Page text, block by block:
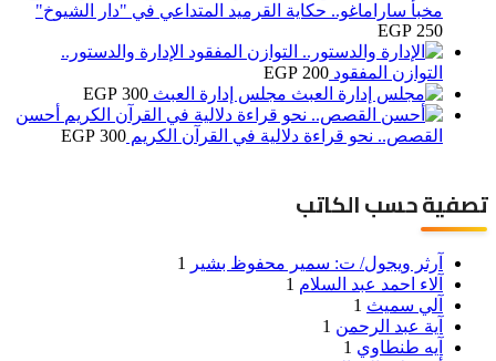
مخبأ ساراماغو.. حكاية القرميد المتداعي في "دار الشيوخ"
EGP 250
الإدارة والدستور..
التوازن المفقود
EGP 200
مجلس إدارة العبث
EGP 300
أحسن
القصص.. نحو قراءة دلالية في القرآن الكريم
EGP 300
تصفية حسب الكاتب
آرثر ويجول/ ت: سمير محفوظ بشير
1
آلاء احمد عبد السلام 1
آلي سميث 1
آية عبد الرحمن 1
آيه طنطاوي 1